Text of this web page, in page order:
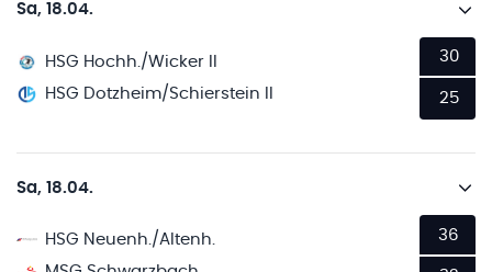
Sa, 18.04.
HSG Hochh./Wicker II
HSG Dotzheim/Schierstein II
30
25
Sa, 18.04.
HSG Neuenh./Altenh.
36